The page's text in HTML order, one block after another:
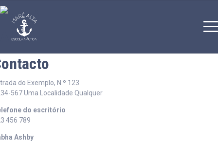
do Exemplo, N.º 123
567 Uma Localidade Qualquer
do escritório
456 789
Ashby